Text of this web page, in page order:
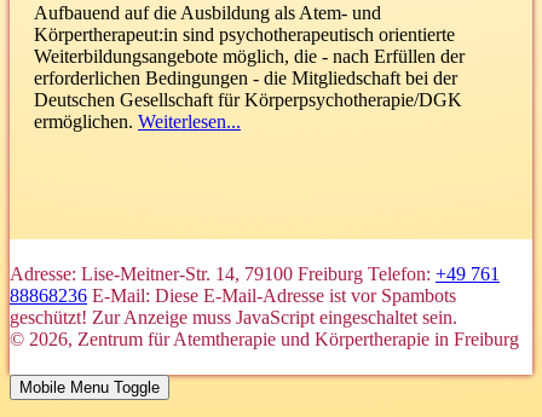
Aufbauend auf die Ausbildung als Atem- und
Körpertherapeut:in sind psychotherapeutisch orientierte
Weiterbildungsangebote möglich, die - nach Erfüllen der
erforderlichen Bedingungen - die Mitgliedschaft bei der
Deutschen Gesellschaft für Körperpsychotherapie/DGK
ermöglichen. Weiterlesen...
Adresse: Lise-Meitner-Str. 14, 79100 Freiburg Telefon: +49 761
88868236 E-Mail: Diese E-Mail-Adresse ist vor Spambots
geschützt! Zur Anzeige muss JavaScript eingeschaltet sein.
© 2026, Zentrum für Atemtherapie und Körpertherapie in Freiburg
Mobile Menu Toggle